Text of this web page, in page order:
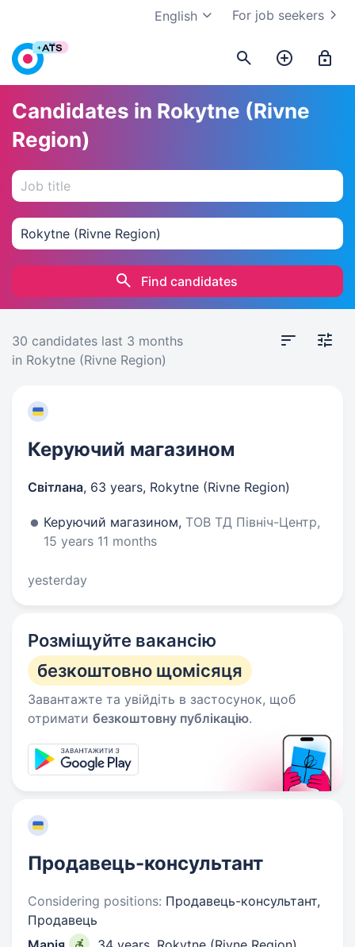
For job seekers
English
Candidates in Rokytne (Rivne
Region)
Find candidates
30 candidates last 3 months
in Rokytne (Rivne Region)
Керуючий магазином
Світлана, 63 years, Rokytne (Rivne Region)
Керуючий магазином, ТОВ ТД Північ-Центр,
15 years 11 months
yesterday
Розміщуйте вакансію
безкоштовно щомісяця
Завантажте та увійдіть в застосунок, щоб
отримати безкоштовну публікацію.
Продавець-консультант
Considering positions: Продавець-консультант,
Продавець